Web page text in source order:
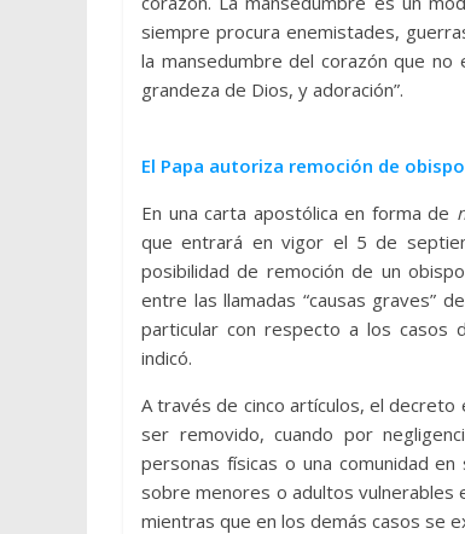
siempre procura enemistades,
la mansedumbre del corazón que
grandeza de Dios, y adoración”.
El Papa autoriza remoción de
En una carta apostólica en forma de
que entrará en vigor el 5 de
posibilidad de remoción de un
entre las llamadas “causas graves”
particular con respecto a los casos
indicó.
A través de cinco artículos, el
ser removido, cuando por
personas físicas o una comunidad
sobre menores o adultos vulnerables
mientras que en los demás casos se